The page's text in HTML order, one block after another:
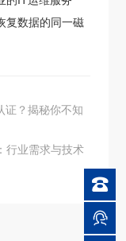


复数据的同一磁
证？揭秘你不知
行业需求与技术